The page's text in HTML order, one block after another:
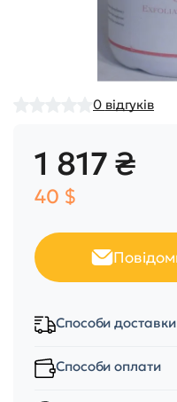
0 відгуків
1 817 ₴
40 $
Способи доставки
Способи оплати